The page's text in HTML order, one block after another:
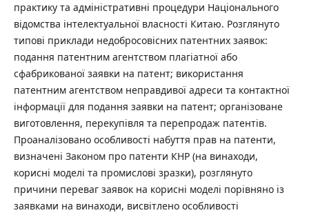
практику та адміністративні процедури Національного
відомства інтелектуальної власності Китаю. Розглянуто
типові приклади недобросовісних патентних заявок:
подання патентним агентством плагіатної або
сфабрикованої заявки на патент; використання
патентним агентством неправдивої адреси та контактної
інформації для подання заявки на патент; організоване
виготовлення, перекупівля та перепродаж патентів.
Проаналізовано особливості набуття прав на патенти,
визначені Законом про патенти КНР (на винаходи,
корисні моделі та промислові зразки), розглянуто
причини переваг заявок на корисні моделі порівняно із
заявками на винаходи, висвітлено особливості